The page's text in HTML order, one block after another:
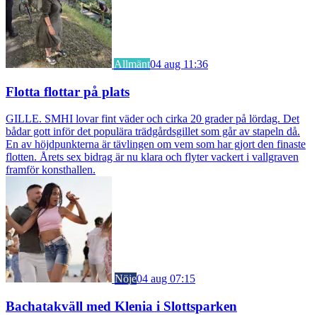
Allmänt04 aug 11:36
Flotta flottar på plats
GILLE. SMHI lovar fint väder och cirka 20 grader på lördag. Det
bådar gott inför det populära trädgårdsgillet som går av stapeln då.
En av höjdpunkterna är tävlingen om vem som har gjort den finaste
flotten. Årets sex bidrag är nu klara och flyter vackert i vallgraven
framför konsthallen.
Nöje04 aug 07:15
Bachatakväll med Klenia i Slottsparken